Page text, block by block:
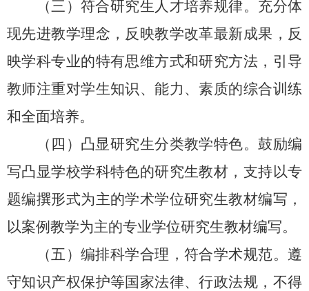
（三）符合研究生人才培养规律。充分体
现先进教学理念，反映教学改革最新成果，反
映学科专业的特有思维方式和研究方法，引导
教师注重对学生知识、能力、素质的综合训练
和全面培养。
（四）凸显研究生分类教学特色。鼓励编
写凸显学校学科特色的研究生教材，支持以专
题编撰形式为主的学术学位研究生教材编写，
以案例教学为主的专业学位研究生教材编写。
（五）编排科学合理，符合学术规范。遵
守知识产权保护等国家法律、行政法规，不得